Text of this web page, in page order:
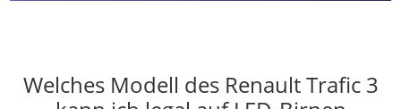
Welches Modell des Renault Trafic 3